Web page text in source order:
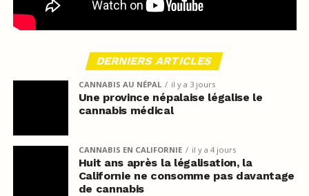
DERNIERS ARTICLES
CANNABIS AU NÉPAL il y a 3 jours
Une province népalaise légalise le
cannabis médical
CANNABIS EN CALIFORNIE il y a 4 jours
Huit ans après la légalisation, la
Californie ne consomme pas davantage
de cannabis